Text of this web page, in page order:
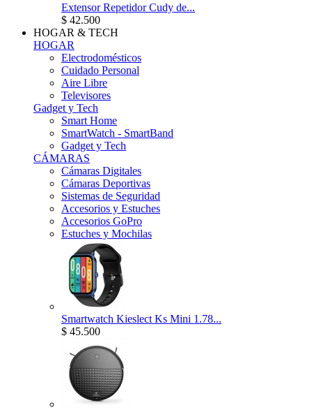
Extensor Repetidor Cudy de...
$ 42.500
HOGAR & TECH
HOGAR
Electrodomésticos
Cuidado Personal
Aire Libre
Televisores
Gadget y Tech
Smart Home
SmartWatch - SmartBand
Gadget y Tech
CÁMARAS
Cámaras Digitales
Cámaras Deportivas
Sistemas de Seguridad
Accesorios y Estuches
Accesorios GoPro
Estuches y Mochilas
Smartwatch Kieslect Ks Mini 1.78...
$ 45.500